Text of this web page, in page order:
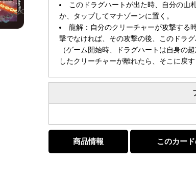
このドラグハートが出た時、自分の山
か、タップしてマナゾーンに置く。
龍解：自分のクリーチャーが攻撃する
撃でなければ、その攻撃の後、このドラ
（ゲーム開始時、ドラグハートは自身の
したクリーチャーが離れたら、そこに戻す
商品情報 このカー